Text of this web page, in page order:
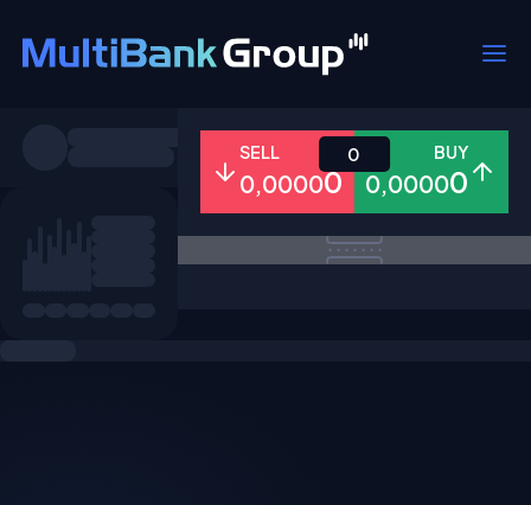
Todo Forex Metales
SELL
0,00000
BUY
0,00000
0